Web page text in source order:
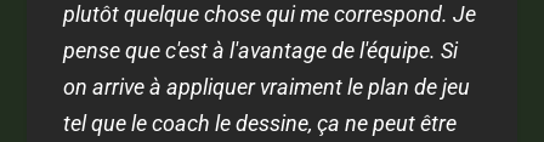
plutôt quelque chose qui me correspond. Je
pense que c'est à l'avantage de l'équipe. Si
on arrive à appliquer vraiment le plan de jeu
tel que le coach le dessine, ça ne peut être